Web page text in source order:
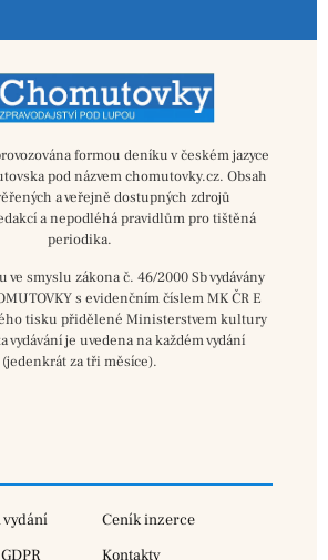
formou deníku v českém jazyce
pod názvem chomutovky.cz. Obsah
a veřejně dostupných zdrojů
a nepodléhá pravidlům pro tištěná
periodika.
ve smyslu zákona č. 46/2000 Sb vydávány
s evidenčním číslem MK ČR E
tisku přidělené Ministerstvem kultury
vydávání je uvedena na každém vydání
(jedenkrát za tři měsíce).
vydání
Ceník inzerce
Kontakty